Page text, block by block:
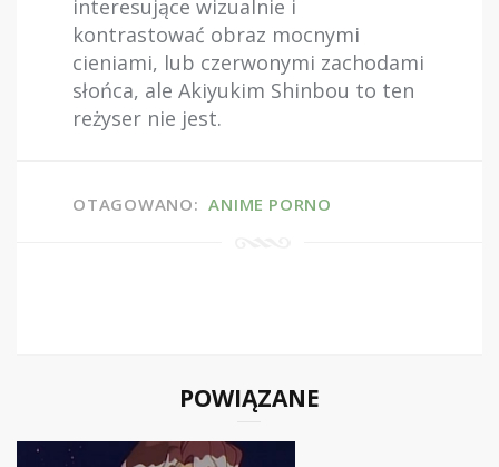
interesujące wizualnie i
kontrastować obraz mocnymi
cieniami, lub czerwonymi zachodami
słońca, ale Akiyukim Shinbou to ten
reżyser nie jest.
OTAGOWANO: ANIME PORNO
POWIĄZANE